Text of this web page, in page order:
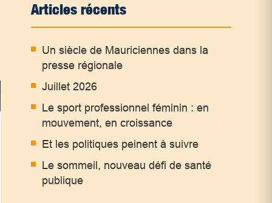
Articles récents
Un siècle de Mauriciennes dans la
presse régionale
Juillet 2026
Le sport professionnel féminin : en
mouvement, en croissance
Et les politiques peinent à suivre
Le sommeil, nouveau défi de santé
publique